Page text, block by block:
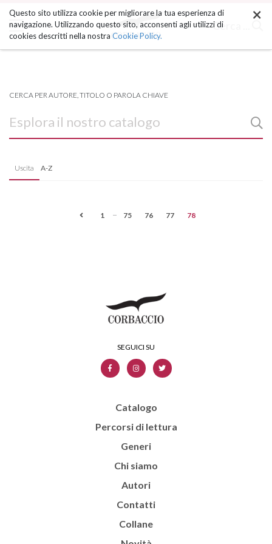
ai
contenuti.
|
Salta
Cerca ... ×
Questo sito utilizza cookie per migliorare la tua esperienza di
navigazione. Utilizzando questo sito, acconsenti agli utilizzi di
cookies descritti nella nostra Cookie Policy.
CERCA PER AUTORE, TITOLO O PAROLA CHIAVE
Uscita A-Z
1 75 76 77 78
Catalogo
Percorsi di lettura
Generi
Chi siamo
Autori
Contatti
Collane